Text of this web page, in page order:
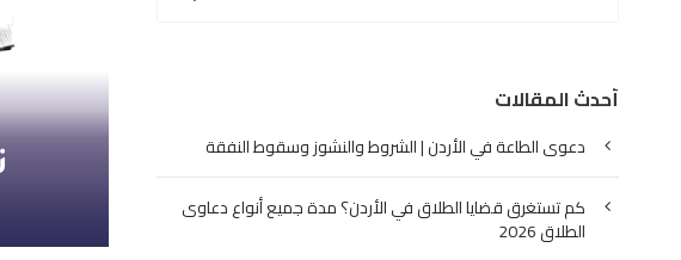
أحدث المقالات
دعوى الطاعة في الأردن | الشروط والنشوز وسقوط النفقة
كم تستغرق قضايا الطلاق في الأردن؟ مدة جميع أنواع دعاوى
الطلاق 2026